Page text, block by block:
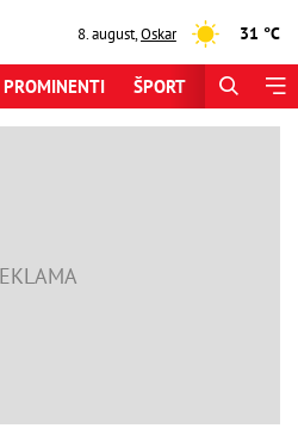
8. august,Oskar 31 °C
PROMINENTI ŠPORT